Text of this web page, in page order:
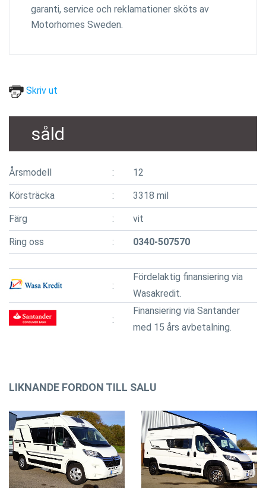
garanti, service och reklamationer sköts av
Motorhomes Sweden.
Skriv ut
såld
Årsmodell 12
Körsträcka 3318 mil
Färg vit
Ring oss 0340-507570
Fördelaktig finansiering via
Wasakredit.
Finansiering via Santander
med 15 års avbetalning.
LIKNANDE FORDON TILL SALU